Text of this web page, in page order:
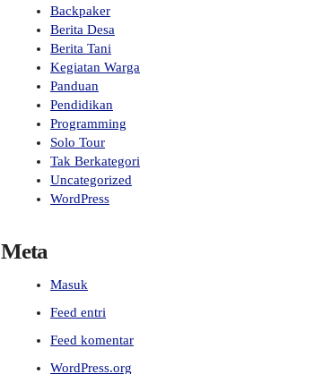
Backpaker
Berita Desa
Berita Tani
Kegiatan Warga
Panduan
Pendidikan
Programming
Solo Tour
Tak Berkategori
Uncategorized
WordPress
Meta
Masuk
Feed entri
Feed komentar
WordPress.org